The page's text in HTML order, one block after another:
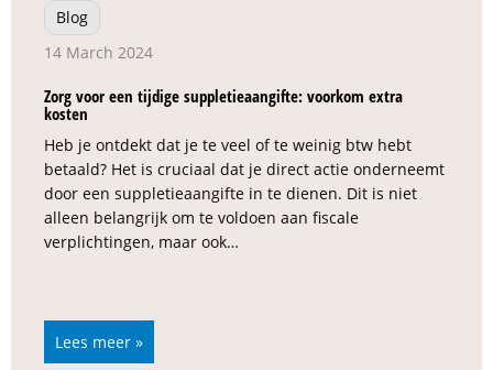
Blog
14 March 2024
Zorg voor een tijdige suppletieaangifte: voorkom extra
kosten
Heb je ontdekt dat je te veel of te weinig btw hebt
betaald? Het is cruciaal dat je direct actie onderneemt
door een suppletieaangifte in te dienen. Dit is niet
alleen belangrijk om te voldoen aan fiscale
verplichtingen, maar ook…
Lees meer »